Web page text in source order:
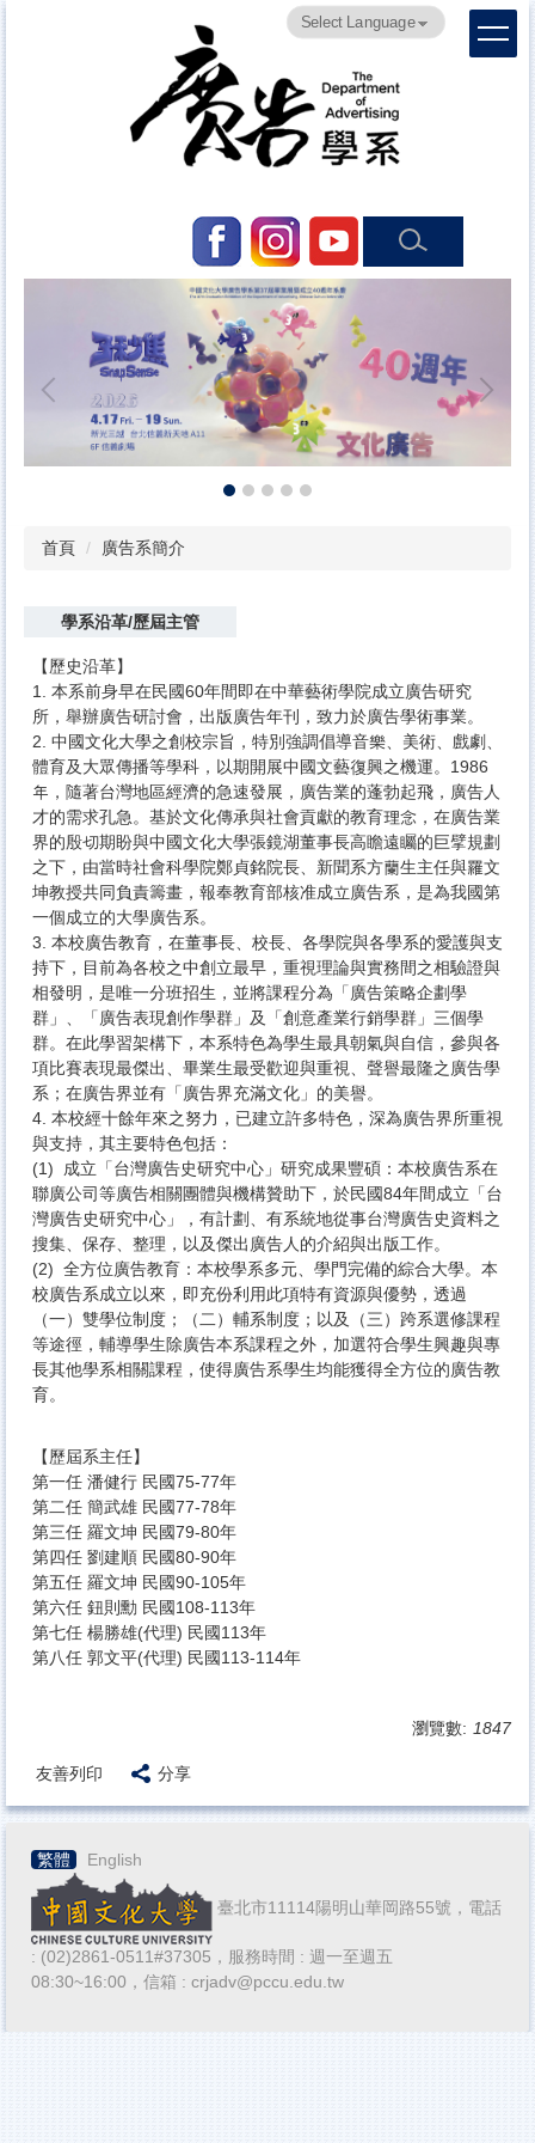
Translate
首頁 廣告系簡介
學系沿革/歷屆主管
【歷史沿革】
1. 本系前身早在民國60年間即在中華藝術學院成立廣告研究
所，舉辦廣告研討會，出版廣告年刊，致力於廣告學術事業。
2. 中國文化大學之創校宗旨，特別強調倡導音樂、美術、戲劇、
體育及大眾傳播等學科，以期開展中國文藝復興之機運。1986
年，隨著台灣地區經濟的急速發展，廣告業的蓬勃起飛，廣告人
才的需求孔急。基於文化傳承與社會貢獻的教育理念，在廣告業
界的殷切期盼與中國文化大學張鏡湖董事長高瞻遠矚的巨擘規劃
之下，由當時社會科學院鄭貞銘院長、新聞系方蘭生主任與羅文
坤教授共同負責籌畫，報奉教育部核准成立廣告系，是為我國第
一個成立的大學廣告系。
3. 本校廣告教育，在董事長、校長、各學院與各學系的愛護與支
持下，目前為各校之中創立最早，重視理論與實務間之相驗證與
相發明，是唯一分班招生，並將課程分為「廣告策略企劃學
群」、「廣告表現創作學群」及「創意產業行銷學群」三個學
群。在此學習架構下，本系特色為學生最具朝氣與自信，參與各
項比賽表現最傑出、畢業生最受歡迎與重視、聲譽最隆之廣告學
系；在廣告界並有「廣告界充滿文化」的美譽。
4. 本校經十餘年來之努力，已建立許多特色，深為廣告界所重視
與支持，其主要特色包括：
(1) 成立「台灣廣告史研究中心」研究成果豐碩：本校廣告系在
聯廣公司等廣告相關團體與機構贊助下，於民國84年間成立「台
灣廣告史研究中心」，有計劃、有系統地從事台灣廣告史資料之
搜集、保存、整理，以及傑出廣告人的介紹與出版工作。
(2) 全方位廣告教育：本校學系多元、學門完備的綜合大學。本
校廣告系成立以來，即充份利用此項特有資源與優勢，透過
（一）雙學位制度；（二）輔系制度；以及（三）跨系選修課程
等途徑，輔導學生除廣告本系課程之外，加選符合學生興趣與專
長其他學系相關課程，使得廣告系學生均能獲得全方位的廣告教
育。
【歷屆系主任】
第一任 潘健行 民國75-77年
第二任 簡武雄 民國77-78年
第三任 羅文坤 民國79-80年
第四任 劉建順 民國80-90年
第五任 羅文坤 民國90-105年
第六任 鈕則勳 民國108-113年
第七任 楊勝雄(代理) 民國113年
第八任 郭文平(代理) 民國113-114年
瀏覽數: 1847
友善列印 分享
繁體 English
臺北市11114陽明山華岡路55號，電話
: (02)2861-0511#37305，服務時間 : 週一至週五
08:30~16:00，信箱 : crjadv@pccu.edu.tw